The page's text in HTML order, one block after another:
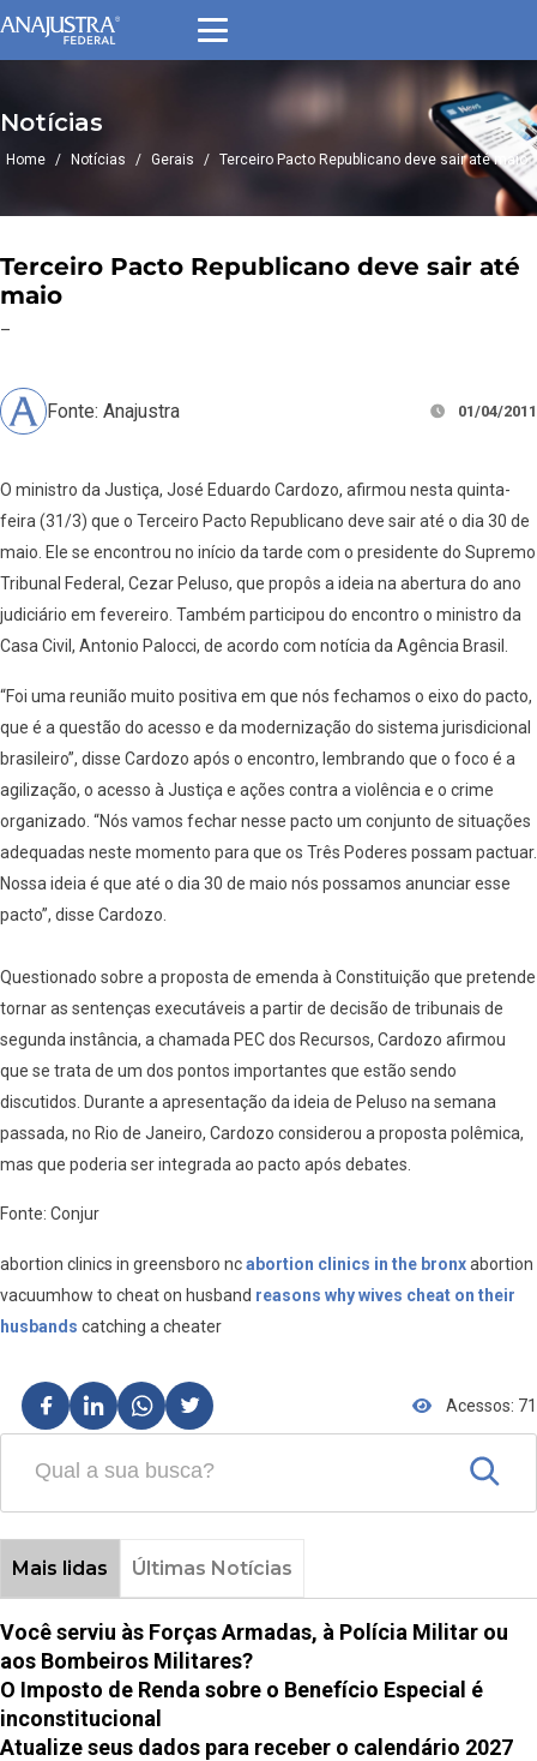
Notícias
Home / Notícias / Gerais / Terceiro Pacto Republicano deve sair até maio
Terceiro Pacto Republicano deve sair até
maio
–
Fonte: Anajustra 01/04/2011
O ministro da Justiça, José Eduardo Cardozo, afirmou nesta quinta-
feira (31/3) que o Terceiro Pacto Republicano deve sair até o dia 30 de
maio. Ele se encontrou no início da tarde com o presidente do Supremo
Tribunal Federal, Cezar Peluso, que propôs a ideia na abertura do ano
judiciário em fevereiro. Também participou do encontro o ministro da
Casa Civil, Antonio Palocci, de acordo com notícia da Agência Brasil.
“Foi uma reunião muito positiva em que nós fechamos o eixo do pacto,
que é a questão do acesso e da modernização do sistema jurisdicional
brasileiro”, disse Cardozo após o encontro, lembrando que o foco é a
agilização, o acesso à Justiça e ações contra a violência e o crime
organizado. “Nós vamos fechar nesse pacto um conjunto de situações
adequadas neste momento para que os Três Poderes possam pactuar.
Nossa ideia é que até o dia 30 de maio nós possamos anunciar esse
pacto”, disse Cardozo.
Questionado sobre a proposta de emenda à Constituição que pretende
tornar as sentenças executáveis a partir de decisão de tribunais de
segunda instância, a chamada PEC dos Recursos, Cardozo afirmou
que se trata de um dos pontos importantes que estão sendo
discutidos. Durante a apresentação da ideia de Peluso na semana
passada, no Rio de Janeiro, Cardozo considerou a proposta polêmica,
mas que poderia ser integrada ao pacto após debates.
Fonte: Conjur
abortion clinics in greensboro ncabortion clinics in the bronxabortion
vacuumhow to cheat on husband reasons why wives cheat on their
husbands catching a cheater
Acessos: 71
Mais lidas Últimas Notícias
Você serviu às Forças Armadas, à Polícia Militar ou
aos Bombeiros Militares?
O Imposto de Renda sobre o Benefício Especial é
inconstitucional
Atualize seus dados para receber o calendário 2027